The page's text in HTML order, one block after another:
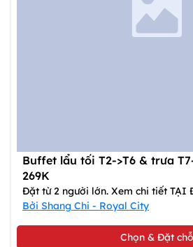
Buffet lẩu tối T2->T6 & trưa
269K
Đặt từ 2 người lớn. Xem chi tiết TẠI
Bởi Shang Chi - Royal City
Chọn & Đặt chỗ